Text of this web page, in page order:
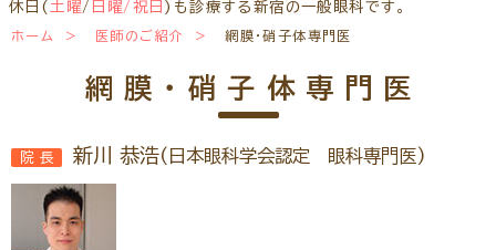
休日( 土曜/ 日曜/祝日 )も診療する新宿の一般眼科です。
診療のご案内
当院へお越しになる方へのお
診察の流れ
アクセス
当院へのアクセス
メールマガジン
糖尿病性網膜症 緑内障 網膜硝子体疾患
ものもらい
花粉症
白内障
診療
学校近視について
角膜疾患専門治療ページ
花粉症総合ページ
抗VEGF抗体療法
ボツリヌス療法
学校近視のご案内
日帰り白内障手術
由
コンタクトレンズ診療
コンタクトレンズの種類と特徴
緑内障専門治療を予約
ぶどう膜専門治療を予約
予約をキャンセルする
ご予約方法
ホーム 医師のご紹介 網膜・硝子体専門医
網膜・硝子体専門医
院長 新川 恭浩(日本眼科学会認定 眼科専門医)